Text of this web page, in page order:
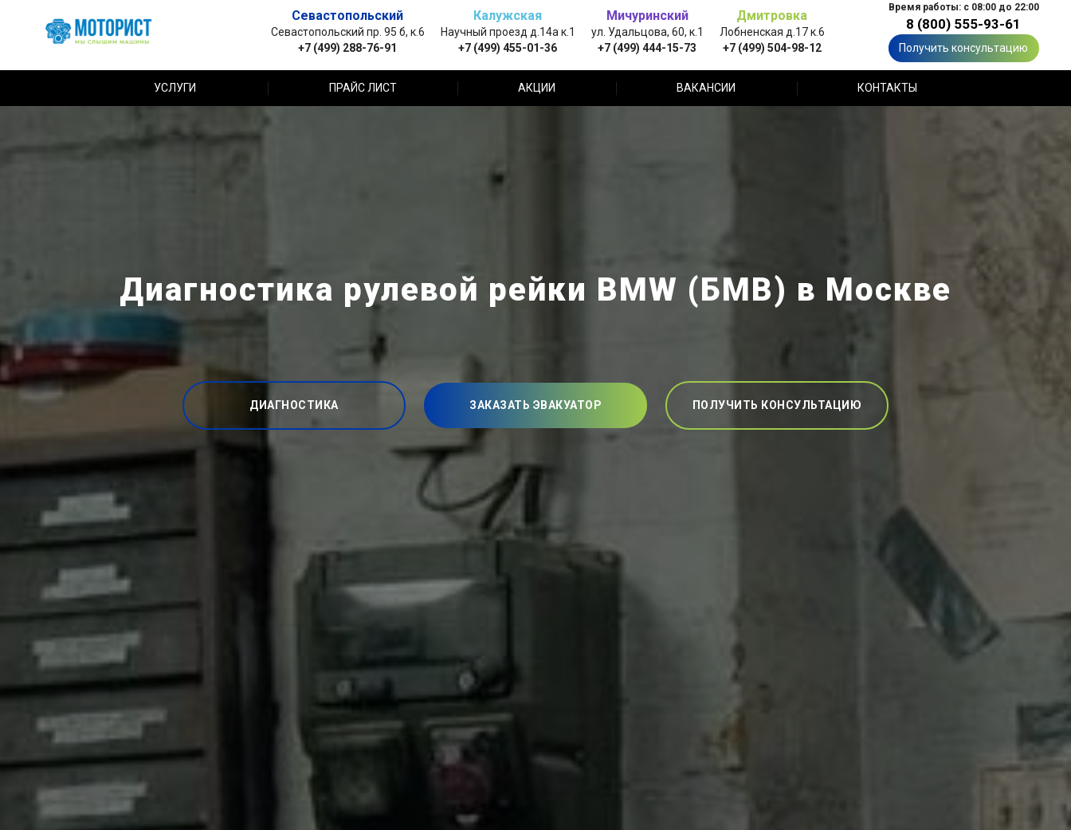
Севастопольский
Севастопольский пр. 95 б, к.6
+7 (499) 288-76-91
Калужская
Научный проезд д.14а к.1
+7 (499) 455-01-36
Мичуринский
ул. Удальцова, 60, к.1
+7 (499) 444-15-73
Дмитровка
Лобненская д.17 к.6
+7 (499) 504-98-12
Время работы: с 08:00 до 22:00
8 (800) 555-93-61
Получить консультацию
УСЛУГИ ПРАЙС ЛИСТ АКЦИИ ВАКАНСИИ КОНТАКТЫ
Диагностика рулевой рейки BMW (БМВ) в Москве
ДИАГНОСТИКА ЗАКАЗАТЬ ЭВАКУАТОР ПОЛУЧИТЬ КОНСУЛЬТАЦИЮ